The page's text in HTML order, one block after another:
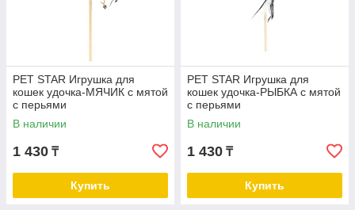
PET STAR Игрушка для
кошек удочка-МЯЧИК с мятой
с перьями
В наличии
1 430 ₸
Купить
PET STAR Игрушка для
кошек удочка-РЫБКА с мятой
с перьями
В наличии
1 430 ₸
Купить